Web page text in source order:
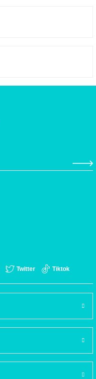
Twitter Tiktok